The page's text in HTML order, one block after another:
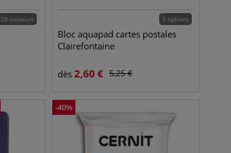
28 couleurs 3 options
Bloc aquapad cartes postales
Clairefontaine
dès 2,60 € 5,25€
-40%